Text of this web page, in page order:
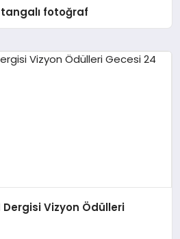
tangalı fotoğraf
Dergisi Vizyon Ödülleri